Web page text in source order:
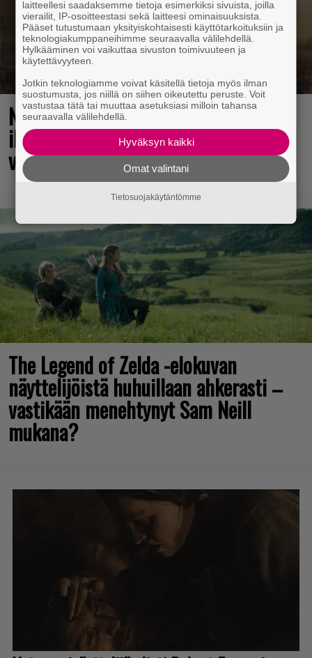
No johan pomppasi: 30 vuotta sitten
ilmestynyt klassikkoräiskintä sai
valtavasti lisää sisältöä
The Legend of Zelda -elokuvan
näyttelijöistä huhuillaan ahkerasti –
vastikään menehtynyt Sam Neill
mukana?
laitteellesi saadaksemme tietoja esimerkiksi sivuista, joilla
vierailit, IP-osoitteestasi sekä laitteesi ominaisuuksista.
Pääset tutustumaan yksityiskohtaisesti käyttötarkoituksiin ja
teknologiakumppaneihimme seuraavalla välilehdellä.
Hylkääminen voi vaikuttaa sivuston toimivuuteen ja
käytettävyyteen.
Jotkin teknologiamme voivat käsitellä tietoja myös ilman
suostumusta, jos niillä on siihen oikeutettu peruste. Voit
vastustaa tätä tai muuttaa asetuksiasi milloin tahansa
seuraavalla välilehdellä.
Hyväksyn kaikki
Omat valintani
Tietosuojakäytäntömme